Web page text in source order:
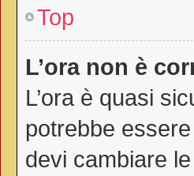
Top
L’ora non è
L’ora è quasi
potrebbe
devi cambiare